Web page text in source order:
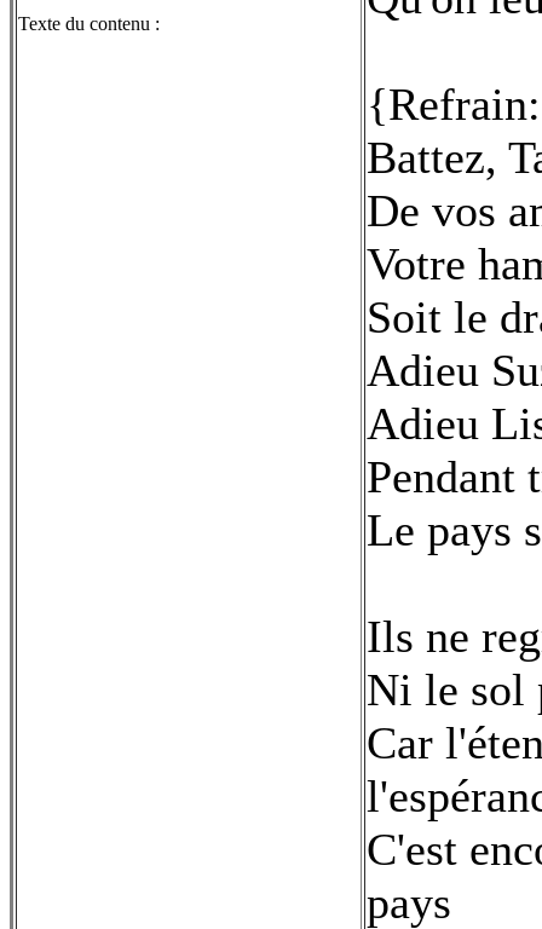
Texte du contenu :
Battez,
De vos
Votre
Soit le
Adieu
Adieu
Pendant
Le pays
Ils ne
Ni le sol
Car
C'est
pays